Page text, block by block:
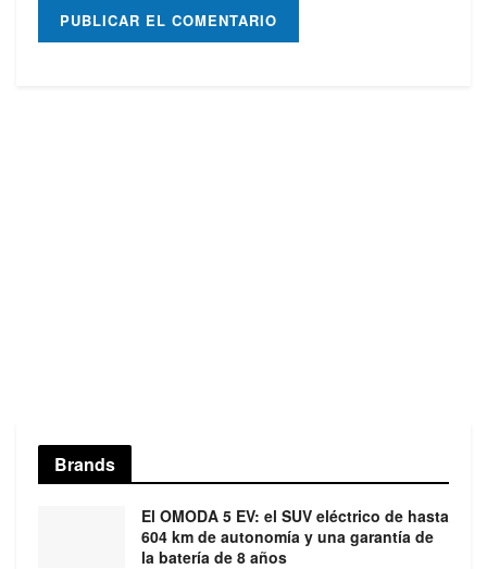
Brands
El OMODA 5 EV: el SUV eléctrico de hasta
604 km de autonomía y una garantía de
la batería de 8 años